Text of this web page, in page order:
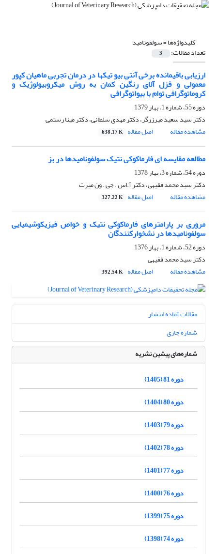
کلیدواژه‌ها =سولفونامید
تعداد مقالات: 3
ارزیابی باقیمانده برخی آنتی بیو تیکها در درمان تجربی ماهیان کپور
معمولی و قزل آلای رنگین کمان به روش میکروبیولوژیک و
کروماتوگرافی توام با بیواتوگرافی
دوره 55، شماره 1، بهار 1379
دکتر سید سعید میرزرگر، دکتر مهدی سلطانی، دکتر مینا رستمی
مشاهده مقاله
اصل مقاله 638.17 K
مطالعه مقایسه ای فارماکوکی نتیک سولفونامیدها در بز
دوره 54، شماره 3، بهار 1378
دکتر سید محمد فقیهی، دکتر آ.اس . جی . ون میرت
مشاهده مقاله
اصل مقاله 327.22 K
مروری بر پارامترهای فارماکوکی نتیک و خواص فیزیکوشیمیایی
سولفونامیدها در نشخوارکنندگان
دوره 52، شماره 1، بهار 1376
دکتر سید محمد فقیهی
مشاهده مقاله
اصل مقاله 392.54 K
مقالات آماده انتشار
شماره جاری
شماره‌های پیشین نشریه
دوره 81 (1405)
دوره 80 (1404)
دوره 79 (1403)
دوره 78 (1402)
دوره 77 (1401)
دوره 76 (1400)
دوره 75 (1399)
دوره 74 (1398)